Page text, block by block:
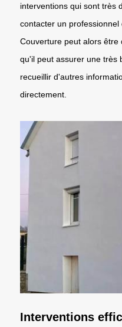
interventions qui sont très
contacter un
Couverture peut alors être
qu'il peut assurer une très
recueillir d'autres
directement.
Interventions